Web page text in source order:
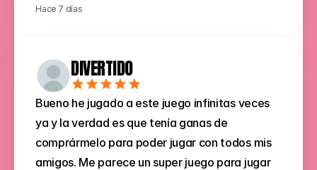
Hace 7 días
DIVERTIDO
Bueno he jugado a este juego infinitas veces
ya y la verdad es que tenía ganas de
comprármelo para poder jugar con todos mis
amigos. Me parece un super juego para jugar